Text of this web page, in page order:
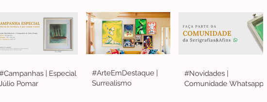
| Especial
Pomar
#ArteEmDestaque |
Surrealismo
#Novidades |
Comunidade Whatsapp